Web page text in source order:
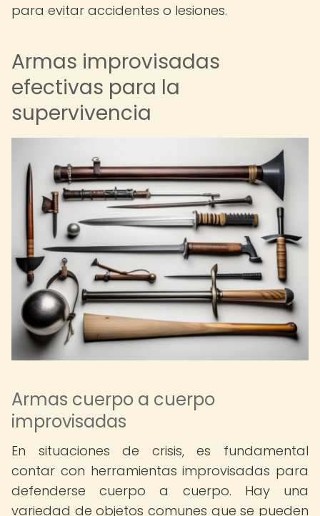
para evitar accidentes o lesiones.
Armas improvisadas
efectivas para la
supervivencia
Armas cuerpo a cuerpo
improvisadas
En situaciones de crisis, es fundamental
contar con herramientas improvisadas para
defenderse cuerpo a cuerpo. Hay una
variedad de objetos comunes que se pueden